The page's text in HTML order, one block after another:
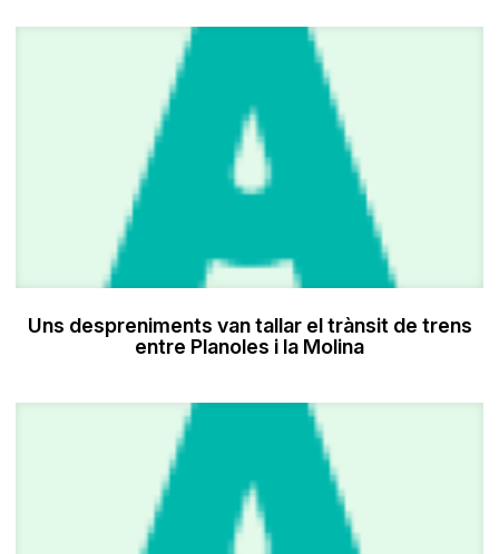
Uns despreniments van tallar el trànsit de trens
entre Planoles i la Molina